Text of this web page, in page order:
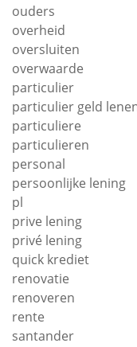
ouders
overheid
oversluiten
overwaarde
particulier
particulier geld
particuliere
particulieren
personal
persoonlijke lening
pl
prive lening
privé lening
quick krediet
renovatie
renoveren
rente
santander